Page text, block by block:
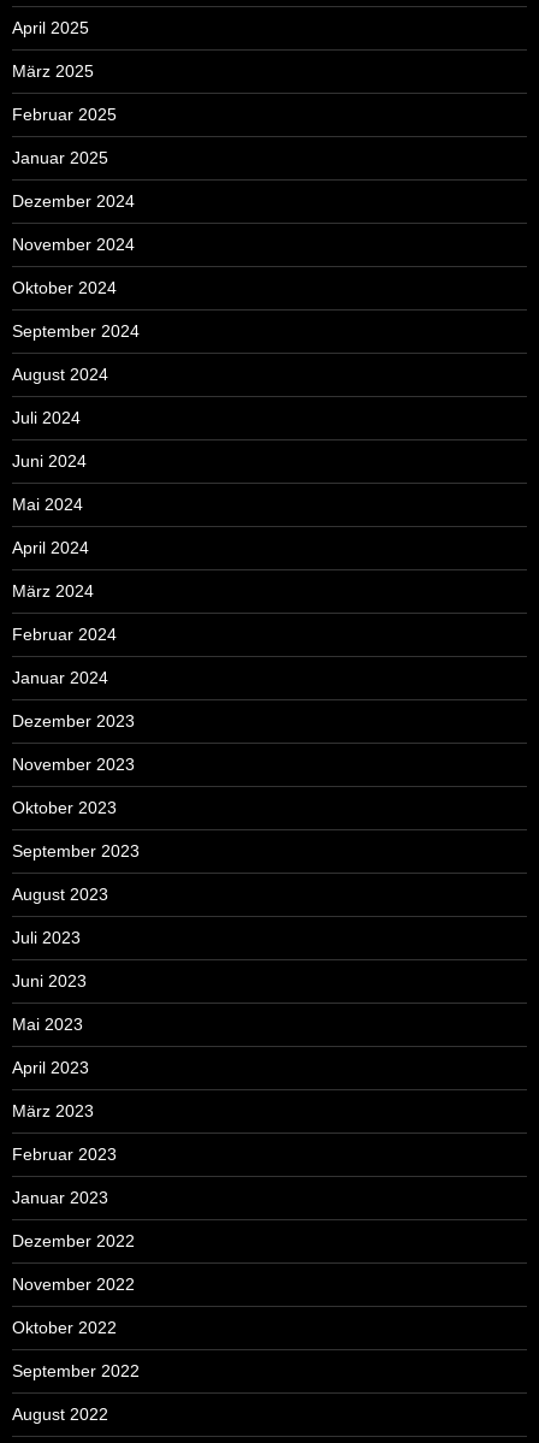
April 2025
März 2025
Februar 2025
Januar 2025
Dezember 2024
November 2024
Oktober 2024
September 2024
August 2024
Juli 2024
Juni 2024
Mai 2024
April 2024
März 2024
Februar 2024
Januar 2024
Dezember 2023
November 2023
Oktober 2023
September 2023
August 2023
Juli 2023
Juni 2023
Mai 2023
April 2023
März 2023
Februar 2023
Januar 2023
Dezember 2022
November 2022
Oktober 2022
September 2022
August 2022